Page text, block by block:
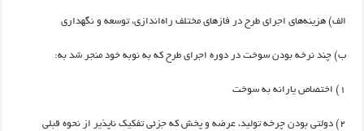
الف) هزینه‌های اجرای طرح در فازهای مختلف راه‌اندازی، توسعه و نگهداری
ب) چند نرخه بودن سوخت در دوره اجرای طرح که به نوبه خود منجر شد به:
1) اختصاص یارانه به سوخت
2) دولتی بودن چرخه تولید، عرضه و پخش که جزئی تفکیک ناپذیر از نحوه قبلی